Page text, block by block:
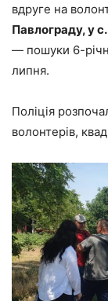
вдруге на
Павлограду, у
— пошуки 6-
липня.
Поліція
волонтерів,